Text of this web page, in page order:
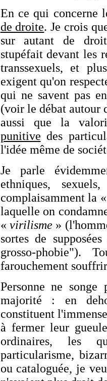
En ce qui concerne
de droite. Je crois
sur autant de
stupéfait devant les
transsexuels, et
exigent qu'on
qui ne savent pas
(voir le débat autour
aussi que la
punitive des
l'idée même de
Je parle
ethniques,
complaisamment la «
laquelle on
« virilisme »
sortes de
grosso-phobie").
farouchement
Personne ne
majorité : en
constituent
à fermer leur
ordinaires, les
particularisme,
ou cataloguée, je